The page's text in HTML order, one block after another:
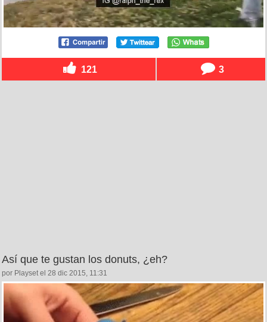
121 3
Así que te gustan los donuts, ¿eh?
por Playset el 28 dic 2015, 11:31